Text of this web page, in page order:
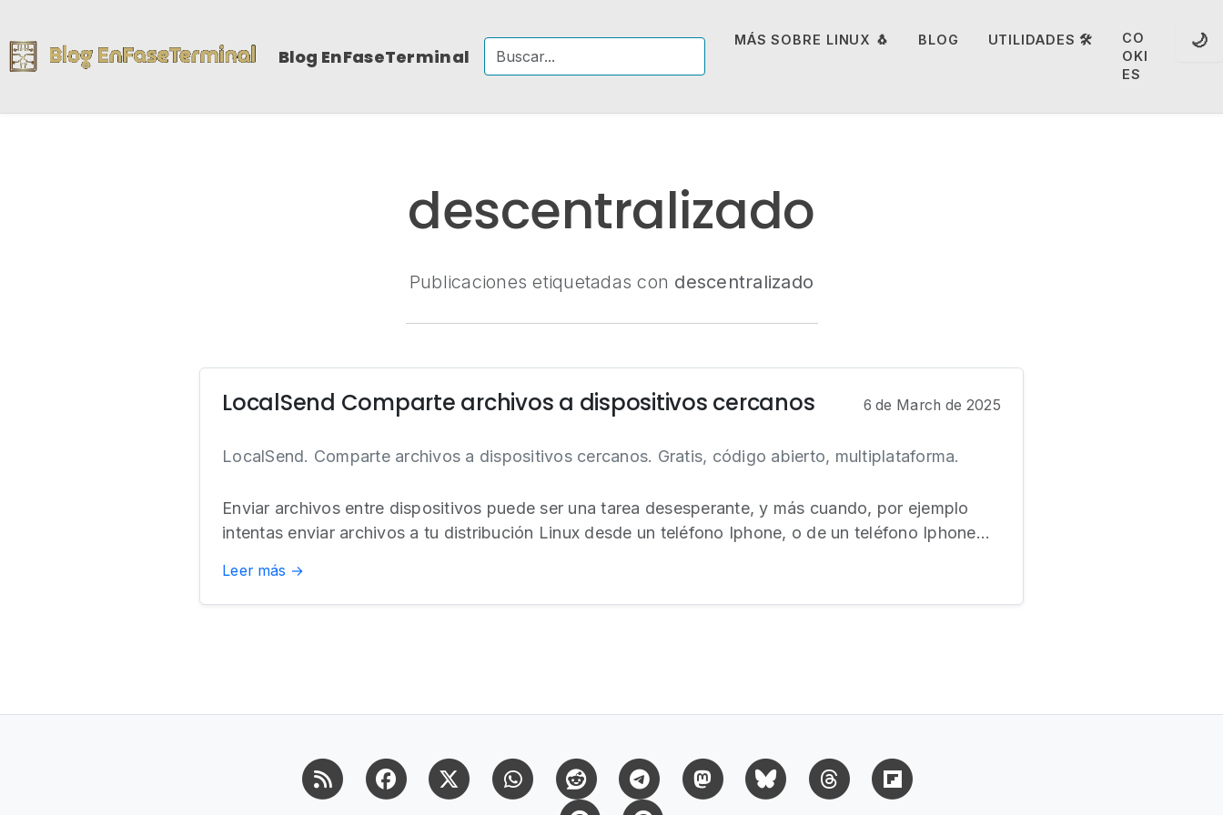
Blog EnFaseTerminal
MÁS SOBRE LINUX 🐧 BLOG UTILIDADES 🛠️
CO
OKI
ES
🌙
descentralizado
Publicaciones etiquetadas con descentralizado
LocalSend Comparte archivos a dispositivos cercanos 6 de March de 2025
LocalSend. Comparte archivos a dispositivos cercanos. Gratis, código abierto, multiplataforma.
Enviar archivos entre dispositivos puede ser una tarea desesperante, y más cuando, por ejemplo
intentas enviar archivos a tu distribución Linux desde un teléfono Iphone, o de un teléfono Iphone...
Leer más →
RSS FacebookX (Twitter)WhatsappReddit Telegram MastodonBluesky Threads
Pinterest